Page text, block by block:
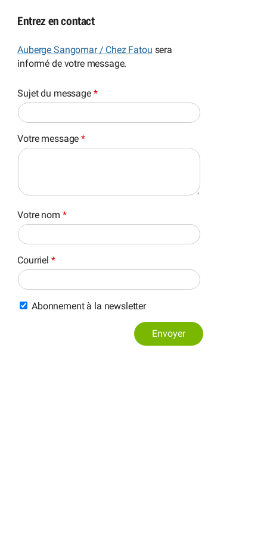
Entrez en contact
Auberge Sangomar / Chez Fatou sera
informé de votre message.
Sujet du message *
Votre message*
Votre nom *
Courriel *
Abonnement à la newsletter
Envoyer